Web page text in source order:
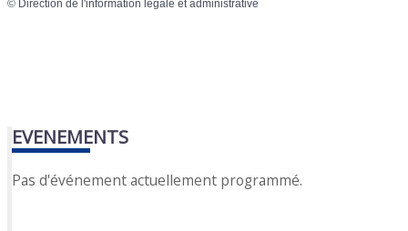
© Direction de l'information légale et administrative
EVENEMENTS
Pas d'événement actuellement programmé.